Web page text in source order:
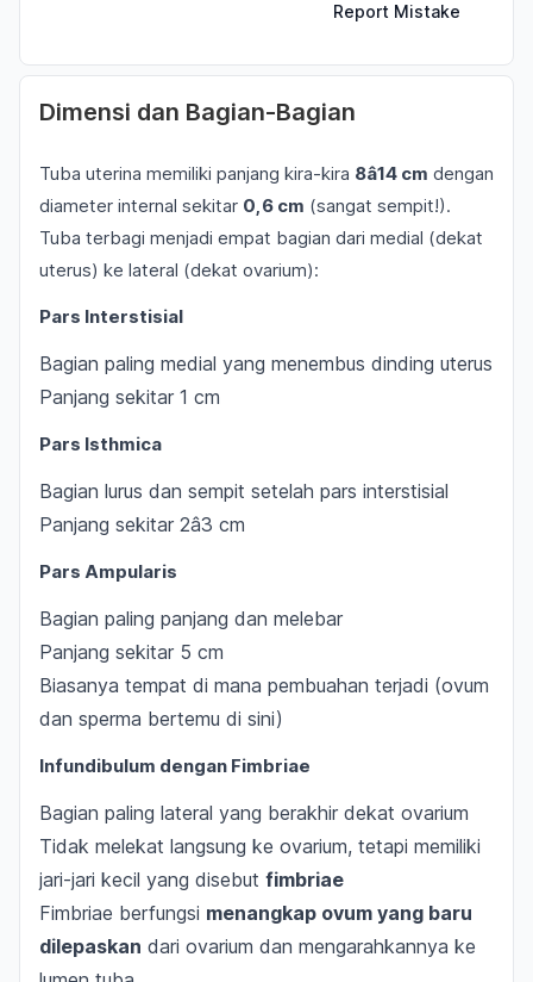
Report Mistake
Dimensi dan Bagian-Bagian
Tuba uterina memiliki panjang kira-kira 8â14 cm dengan
diameter internal sekitar 0,6 cm (sangat sempit!).
Tuba terbagi menjadi empat bagian dari medial (dekat
uterus) ke lateral (dekat ovarium):
Pars Interstisial
Bagian paling medial yang menembus dinding uterus
Panjang sekitar 1 cm
Pars Isthmica
Bagian lurus dan sempit setelah pars interstisial
Panjang sekitar 2â3 cm
Pars Ampularis
Bagian paling panjang dan melebar
Panjang sekitar 5 cm
Biasanya tempat di mana pembuahan terjadi (ovum
dan sperma bertemu di sini)
Infundibulum dengan Fimbriae
Bagian paling lateral yang berakhir dekat ovarium
Tidak melekat langsung ke ovarium, tetapi memiliki
jari-jari kecil yang disebut fimbriae
Fimbriae berfungsi menangkap ovum yang baru
dilepaskan dari ovarium dan mengarahkannya ke